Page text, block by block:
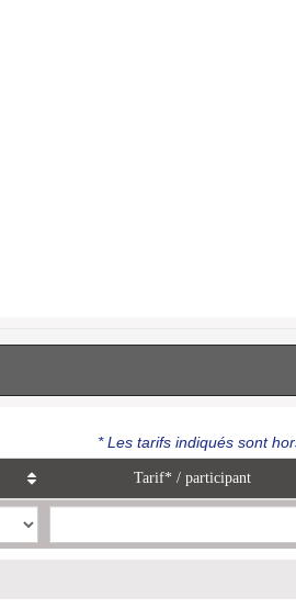
* Les tarifs indiqués sont
Tarif* / participant